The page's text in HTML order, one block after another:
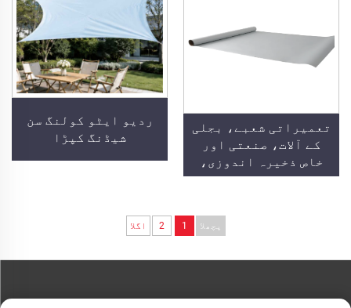
ضروری مصنوعات ہے
تعمیراتی شعبے، بجلی
کے آلات، صنعتی اور
خاص ذخیرہ اندوزی،
تیل کے ٹینک، اناج کے
باہر کے سہولیات،
اور نئی زندگی
کے لیے ردِ حرارتی خنک
ردیو ایٹو کولنگ سن
شیڈنگ کپڑا
پچھلا 1
2 اگلا